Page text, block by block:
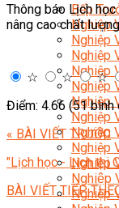
Bếp
Nghiệp
Nghiệp
Nghiệp
Nghiệp
Nghiệp
Nghiệp
Nghiệp
Nghiệp
Nghiệp
Nghiệp
Nghiệp
Nghiệp
Thông báo Lịch
nâng cao chất
☆ ☆ ☆
Điểm: 4.66 (51 bình
« BÀI VIẾT TRƯỚC
"Lịch học - Lịch thi
BÀI VIẾT TIẾP